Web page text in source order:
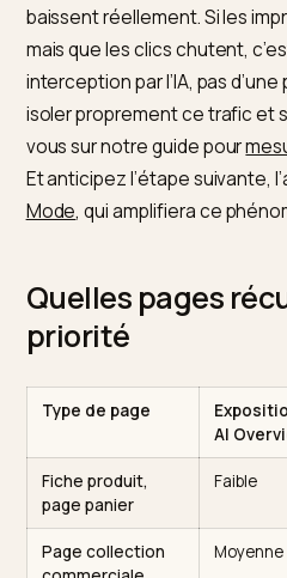
intention d’achat est
informationnels adjacents,
comparatifs, qui
pouvant atteindre 22 %
Le premier réflexe est donc
Search Console, séparez
baissent réellement. Si
mais que les clics chutent,
interception par l’IA, pas
isoler proprement ce
vous sur notre guide pour
Et anticipez l’étape
Mode, qui amplifiera ce